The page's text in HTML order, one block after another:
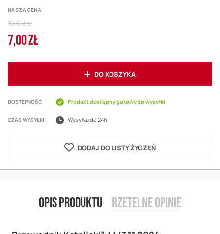
NASZA CENA
Cena
7,00 ZŁ
Regular
Price
10,00 zł
DO KOSZYKA
DOSTĘPNOŚĆ Produkt dostępny gotowy do wysyłki
CZAS WYSYŁKI Wysyłka do 24h
DODAJ DO LISTY ŻYCZEŃ
Opis produktu Rzetelne opinie